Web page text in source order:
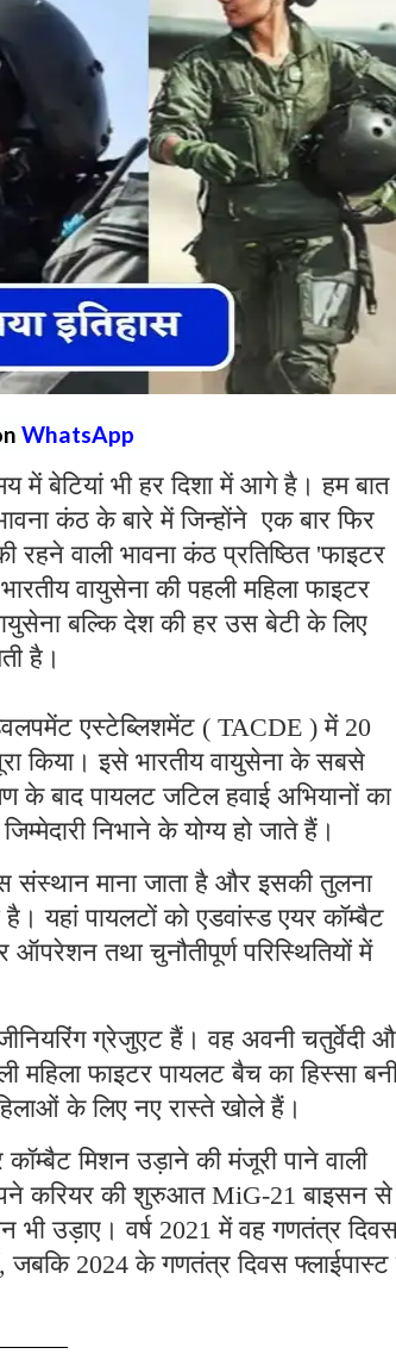
WhatsApp
कंठ के बारे में जिन्होंने एक बार फिर
रहने वाली भावना कंठ प्रतिष्ठित 'फाइटर
वायुसेना की पहली महिला फाइटर
बल्कि देश की हर उस बेटी के लिए
है।
एस्टेब्लिशमेंट ( TACDE ) में 20
के बाद पायलट जटिल हवाई अभियानों का
निभाने के योग्य हो जाते हैं।
माना जाता है और इसकी तुलना
यहां पायलटों को एडवांस्ड एयर कॉम्बैट
तथा चुनौतीपूर्ण परिस्थितियों में
ग्रेजुएट हैं। वह अवनी चतुर्वेदी और
महिला फाइटर पायलट बैच का हिस्सा बनी
के लिए नए रास्ते खोले हैं।
मिशन उड़ाने की मंजूरी पाने वाली
करियर की शुरुआत MiG-21 बाइसन से
उड़ाए। वर्ष 2021 में वह गणतंत्र दिवस
जबकि 2024 के गणतंत्र दिवस फ्लाईपास्ट में